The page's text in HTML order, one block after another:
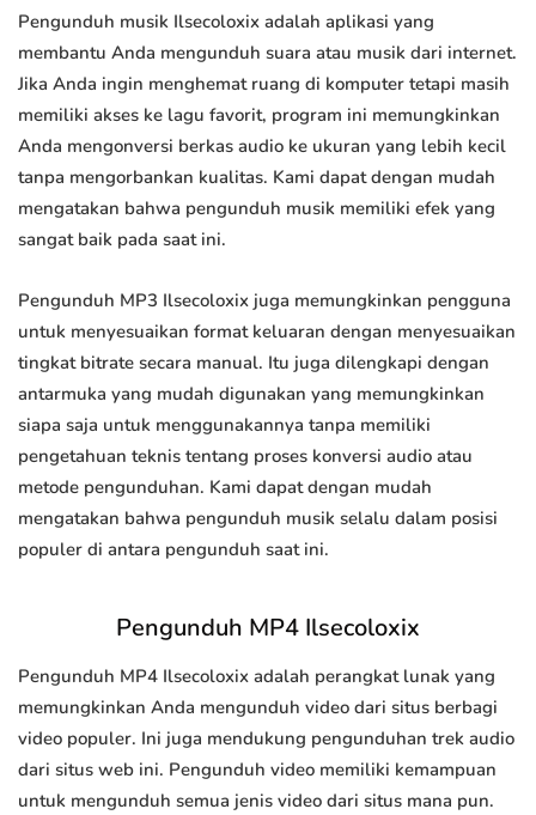
Pengunduh musik Ilsecoloxix adalah aplikasi yang
membantu Anda mengunduh suara atau musik dari internet.
Jika Anda ingin menghemat ruang di komputer tetapi masih
memiliki akses ke lagu favorit, program ini memungkinkan
Anda mengonversi berkas audio ke ukuran yang lebih kecil
tanpa mengorbankan kualitas. Kami dapat dengan mudah
mengatakan bahwa pengunduh musik memiliki efek yang
sangat baik pada saat ini.
Pengunduh MP3 Ilsecoloxix juga memungkinkan pengguna
untuk menyesuaikan format keluaran dengan menyesuaikan
tingkat bitrate secara manual. Itu juga dilengkapi dengan
antarmuka yang mudah digunakan yang memungkinkan
siapa saja untuk menggunakannya tanpa memiliki
pengetahuan teknis tentang proses konversi audio atau
metode pengunduhan. Kami dapat dengan mudah
mengatakan bahwa pengunduh musik selalu dalam posisi
populer di antara pengunduh saat ini.
Pengunduh MP4 Ilsecoloxix
Pengunduh MP4 Ilsecoloxix adalah perangkat lunak yang
memungkinkan Anda mengunduh video dari situs berbagi
video populer. Ini juga mendukung pengunduhan trek audio
dari situs web ini. Pengunduh video memiliki kemampuan
untuk mengunduh semua jenis video dari situs mana pun.